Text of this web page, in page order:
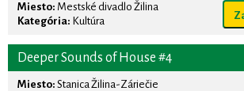
Miesto: Mestské divadlo Žilina
Kategória: Kultúra
Deeper Sounds of House #4
Miesto: Stanica Žilina-Záriečie